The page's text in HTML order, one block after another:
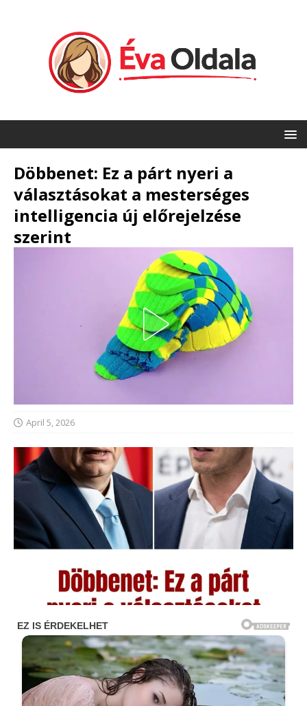
Döbbenet: Ez a párt nyeri a
választásokat a mesterséges
intelligencia új előrejelzése
szerint
April 5, 2026